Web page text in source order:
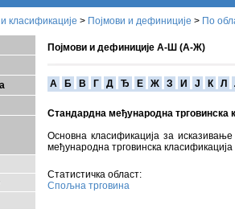
класификације > Појмови и дефиниције > По
Појмови и дефиниције А-Ш (А-Ж)
A Б В Г Д Ђ Е Ж З И Ј К Л
Стандардна међународна трговинска
Основна класификација за
међународна трговинска
Статистичка област:
Спољна трговина